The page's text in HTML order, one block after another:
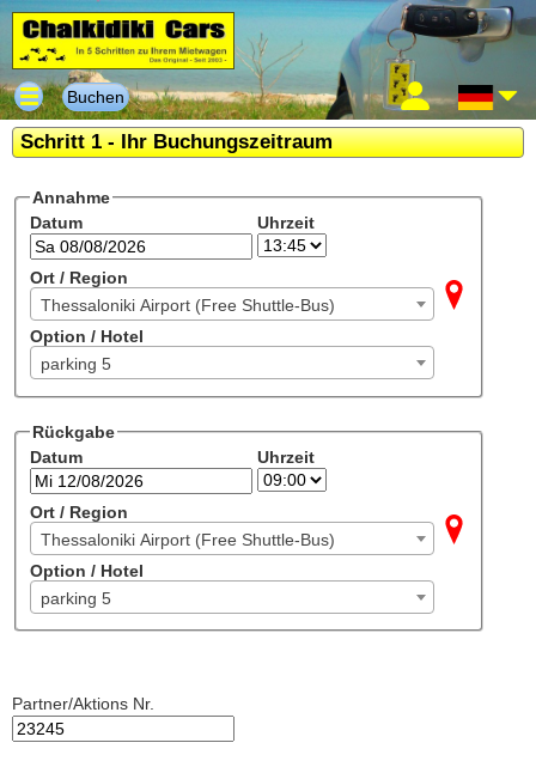
Buchen
Schritt 1 - Ihr Buchungszeitraum
Annahme
Datum
Uhrzeit
Ort / Region
Thessaloniki Airport (Free Shuttle-Bus)
Option / Hotel
parking 5
Rückgabe
Datum
Uhrzeit
Ort / Region
Thessaloniki Airport (Free Shuttle-Bus)
Option / Hotel
parking 5
Partner/Aktions Nr.